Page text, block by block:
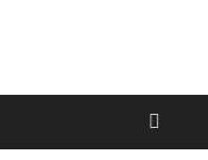
de
de cultura LGTB+